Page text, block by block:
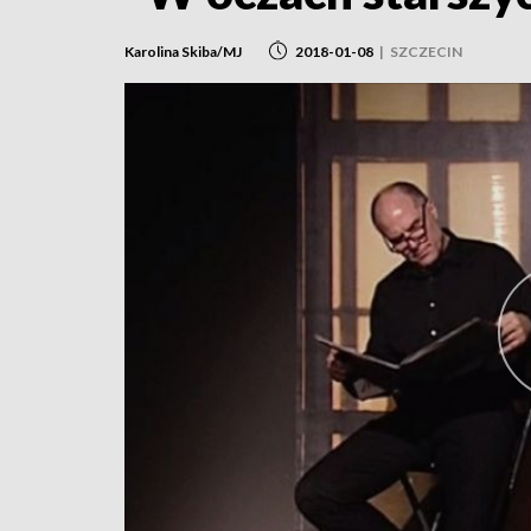
Karolina Skiba/MJ 2018-01-08 | SZCZECIN